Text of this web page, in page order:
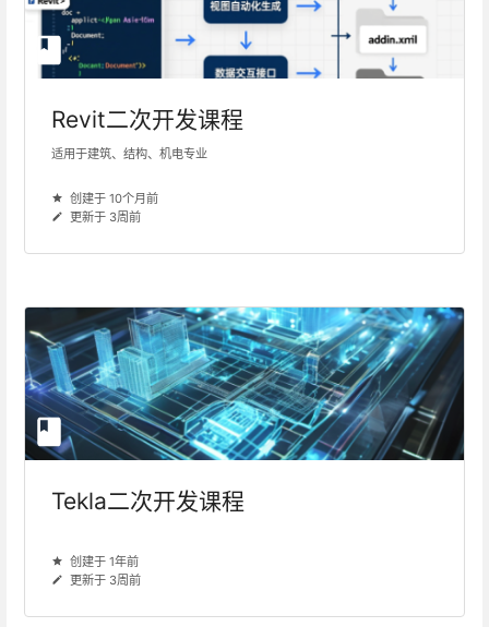
Revit二次开发课程
适用于建筑、结构、机电专业
创建于 10个月前
更新于 3周前
Tekla二次开发课程
创建于 1年前
更新于 3周前